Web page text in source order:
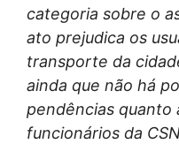
categoria sobre o
ato prejudica os
transporte da
ainda que não há
pendências quanto
funcionários da